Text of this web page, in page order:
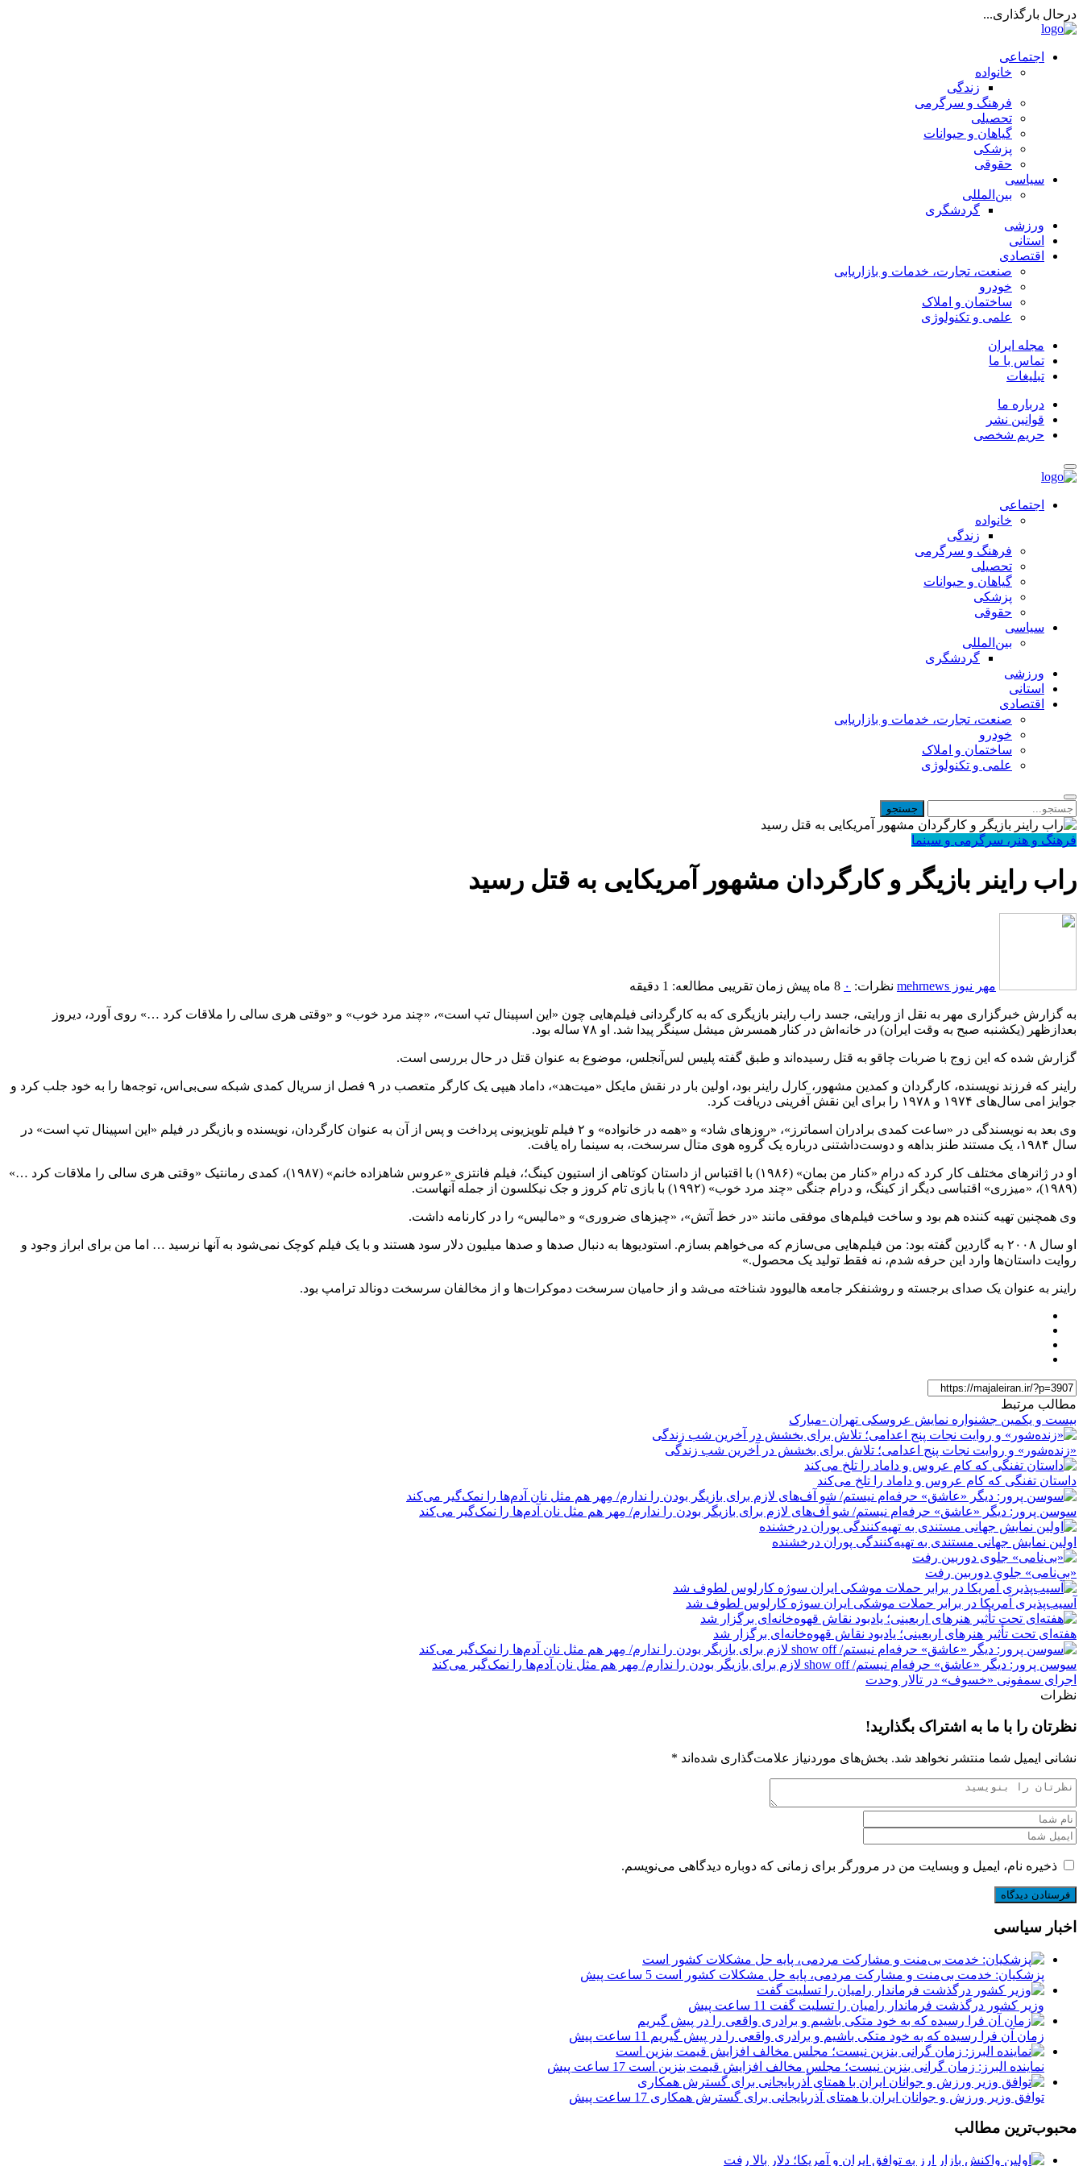
درحال بارگذاری...
اجتماعی
خانواده
زندگی
فرهنگ و سرگرمی
تحصیلی
گیاهان و حیوانات
پزشکی
حقوقی
سیاسی
بین‌المللی
گردشگری
ورزشی
استانی
اقتصادی
صنعت، تجارت، خدمات و بازاریابی
خودرو
ساختمان و املاک
علمی و تکنولوژی
مجله ایران
تماس با ما
تبلیغات
درباره ما
قوانین نشر
حریم شخصی
اجتماعی
خانواده
زندگی
فرهنگ و سرگرمی
تحصیلی
گیاهان و حیوانات
پزشکی
حقوقی
سیاسی
بین‌المللی
گردشگری
ورزشی
استانی
اقتصادی
صنعت، تجارت، خدمات و بازاریابی
خودرو
ساختمان و املاک
علمی و تکنولوژی
فرهنگ و هنر، سرگرمی و سینما
راب راینر بازیگر و کارگردان مشهور آمریکایی به قتل رسید
مهر نیوز mehrnews نظرات: ۰ 8 ماه پیش زمان تقریبی مطالعه: 1 دقیقه
به گزارش خبرگزاری مهر به نقل از ورایتی، جسد راب راینر بازیگری که به کارگردانی فیلم‌هایی چون «این اسپینال تپ است»، «چند مرد خوب» و «وقتی هری سالی را ملاقات کرد …» روی آورد، دیروز
بعدازظهر (یکشنبه صبح به وقت ایران) در خانه‌اش در کنار همسرش میشل سینگر پیدا شد. او ۷۸ ساله بود.
گزارش شده که این زوج با ضربات چاقو به قتل رسیده‌اند و طبق گفته پلیس لس‌آنجلس، موضوع به عنوان قتل در حال بررسی است.
راینر که فرزند نویسنده، کارگردان و کمدین مشهور، کارل راینر بود، اولین بار در نقش مایکل «میت‌هد»، داماد هیپی یک کارگر متعصب در ۹ فصل از سریال کمدی شبکه سی‌بی‌اس، توجه‌ها را به خود جلب کرد و
جوایز امی سال‌های ۱۹۷۴ و ۱۹۷۸ را برای این نقش آفرینی دریافت کرد.
وی بعد به نویسندگی در «ساعت کمدی برادران اسماترز»، «روزهای شاد» و «همه در خانواده» و ۲ فیلم تلویزیونی پرداخت و پس از آن به عنوان کارگردان، نویسنده و بازیگر در فیلم «این اسپینال تپ است» در
سال ۱۹۸۴، یک مستند طنز بداهه و دوست‌داشتنی درباره یک گروه هوی متال سرسخت، به سینما راه یافت.
او در ژانرهای مختلف کار کرد که درام «کنار من بمان» (۱۹۸۶) با اقتباس از داستان کوتاهی از استیون کینگ؛، فیلم فانتزی «عروس شاهزاده خانم» (۱۹۸۷)، کمدی رمانتیک «وقتی هری سالی را ملاقات کرد …»
(۱۹۸۹)، «میزری» اقتباسی دیگر از کینگ، و درام جنگی «چند مرد خوب» (۱۹۹۲) با بازی تام کروز و جک نیکلسون از جمله آنهاست.
وی همچنین تهیه کننده هم بود و ساخت فیلم‌های موفقی مانند «در خط آتش»، «چیزهای ضروری» و «مالیس» را در کارنامه داشت.
او سال ۲۰۰۸ به گاردین گفته بود: من فیلم‌هایی می‌سازم که می‌خواهم بسازم. استودیوها به دنبال صدها و صدها میلیون دلار سود هستند و با یک فیلم کوچک نمی‌شود به آنها نرسید … اما من برای ابراز وجود و
روایت داستان‌ها وارد این حرفه شدم، نه فقط تولید یک محصول.»
راینر به عنوان یک صدای برجسته و روشنفکر جامعه هالیوود شناخته می‌شد و از حامیان سرسخت دموکرات‌ها و از مخالفان سرسخت دونالد ترامپ بود.
مطالب مرتبط
بیست و یکمین جشنواره نمایش عروسکی تهران -مبارک
«زنده‌شور» و روایت نجات پنج اعدامی؛ تلاش برای بخشش در آخرین شب زندگی
داستان تفنگی که کام عروس و داماد را تلخ می‌کند
سوسن پرور: دیگر «عاشق» حرفه‌ام نیستم/ شو آف‌های لازم برای بازیگر بودن را ندارم/ مِهر هم مثل نان آدم‌ها را نمک‌گیر می‌کند
اولین نمایش جهانی مستندی به تهیه‌کنندگی پوران درخشنده
«بی‌نامی» جلوی دوربین رفت
آسیب‌پذیری آمریکا در برابر حملات موشکی ایران سوژه کارلوس لطوف شد
هفته‌ای تحت تأثیر هنرهای اربعینی؛ یادبود نقاش قهوه‌خانه‌ای برگزار شد
سوسن پرور: دیگر «عاشق» حرفه‌ام نیستم/ show off لازم برای بازیگر بودن را ندارم/ مِهر هم مثل نان آدم‌ها را نمک‌گیر می‌کند
اجرای سمفونی «خسوف» در تالار وحدت
نظرات
نظرتان را با ما به اشتراک بگذارید!
نشانی ایمیل شما منتشر نخواهد شد. بخش‌های موردنیاز علامت‌گذاری شده‌اند *
ذخیره نام، ایمیل و وبسایت من در مرورگر برای زمانی که دوباره دیدگاهی می‌نویسم.
اخبار سیاسی
پزشکیان: خدمت بی‌منت و مشارکت مردمی، پایه حل مشکلات کشور است 5 ساعت پیش
وزیر کشور درگذشت فرماندار رامیان را تسلیت گفت 11 ساعت پیش
زمان آن فرا رسیده که به خود متکی باشیم و برادری واقعی را در پیش گیریم 11 ساعت پیش
نماینده البرز: زمان گرانی بنزین نیست؛ مجلس مخالف افزایش قیمت بنزین است 17 ساعت پیش
توافق وزیر ورزش و جوانان ایران با همتای آذربایجانی برای گسترش همکاری 17 ساعت پیش
محبوب‌ترین مطالب